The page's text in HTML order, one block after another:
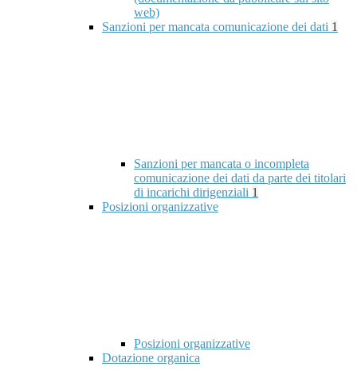
web)
Sanzioni per mancata comunicazione dei dati 1
Sanzioni per mancata o incompleta
comunicazione dei dati da parte dei titolari
di incarichi dirigenziali 1
Posizioni organizzative
Posizioni organizzative
Dotazione organica